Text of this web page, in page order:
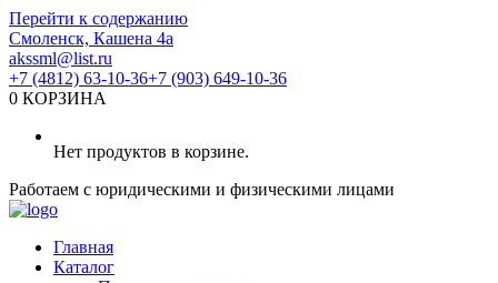
Перейти к содержанию
Смоленск, Кашена 4а
akssml@list.ru
+7 (4812) 63-10-36+7 (903) 649-10-36
0 КОРЗИНА
Нет продуктов в корзине.
Работаем с юридическими и физическими лицами
Главная
Каталог